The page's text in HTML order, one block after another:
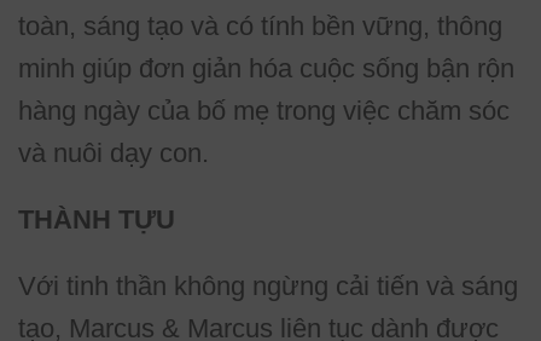
toàn, sáng tạo và có tính bền vững, thông
minh giúp đơn giản hóa cuộc sống bận rộn
hàng ngày của bố mẹ trong việc chăm sóc
và nuôi dạy con.
THÀNH TỰU
Với tinh thần không ngừng cải tiến và sáng
tạo, Marcus & Marcus liên tục dành được